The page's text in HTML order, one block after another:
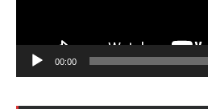
00:00